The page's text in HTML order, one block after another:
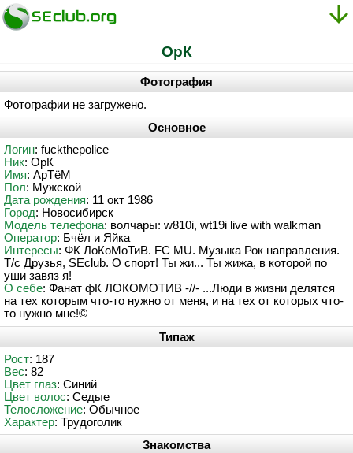
ОрК
Фотография
Фотографии не загружено.
Основное
Логин: fuckthepolice
Ник: ОрК
Имя: АрТёМ
Пол: Мужской
Дата рождения: 11 окт 1986
Город: Новосибирск
Модель телефона: волчары: w810i, wt19i live with walkman
Оператор: Бчёл и Яйка
Интересы: ФК ЛоКоМоТиВ. FC MU. Музыка Рок направления.
Т/с Друзья, SEclub. О спорт! Ты жи... Ты жижа, в которой по
уши завяз я!
О себе: Фанат фК ЛОКОМОТИВ -//- ...Люди в жизни делятся
на тех которым что-то нужно от меня, и на тех от которых что-
то нужно мне!©
Типаж
Рост: 187
Вес: 82
Цвет глаз: Синий
Цвет волос: Седые
Телосложение: Обычное
Характер: Трудоголик
Знакомства